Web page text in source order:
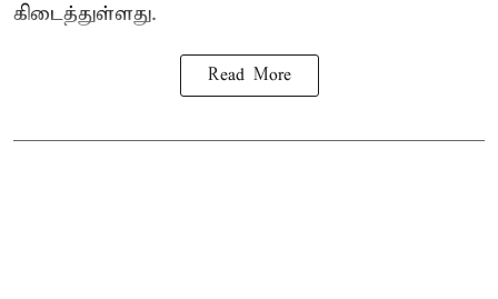
கிடைத்துள்ளது.
Read More